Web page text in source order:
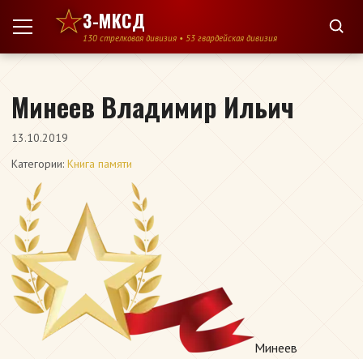
Перейти к содержимому
3-МКСД
130 стрелковая дивизия • 53 гвардейская дивизия
Минеев Владимир Ильич
13.10.2019
Категории: Книга памяти
Минеев